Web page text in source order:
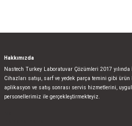
Hakkımızda
Nastech Turkey Laboratuvar Çözümleri 2017
Cihazları satışı, sarf ve yedek parça temini gibi
aplikasyon ve satış sonrası servis hizmetlerini,
personellerimiz ile gerçekleştirmekteyiz.